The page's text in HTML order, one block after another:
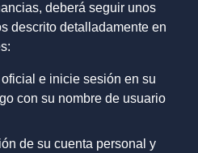
deberá seguir unos
descrito detalladamente en
e inicie sesión en su
con su nombre de usuario
de su cuenta personal y